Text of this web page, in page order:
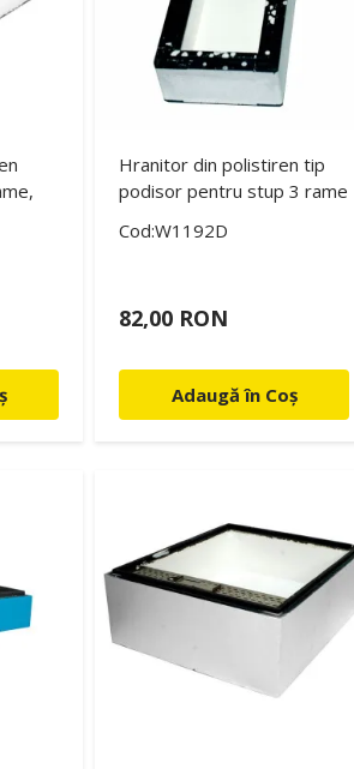
Hranitor din polistiren tip
podisor pentru stup 3 rame
Cod:W1192D
82,00 RON
Adaugă în Coș